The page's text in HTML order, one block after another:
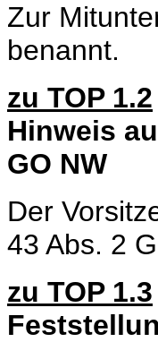
Zur
benannt.
zu TOP 1.2
Hinweis
GO NW
Der
43 Abs. 2
zu TOP 1.3